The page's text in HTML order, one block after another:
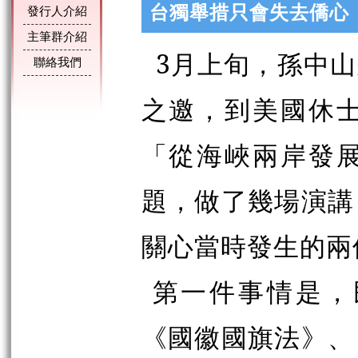
發行人介紹
主筆群介紹
聯絡我們
台獨舉措只會失去僑心
3月上旬，孫中
之邀，到美國休
「從海峽兩岸發
題，做了幾場演
關心當時發生的
第一件事情是
《國徽國旗法》